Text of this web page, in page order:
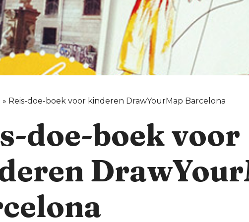
» Reis-doe-boek voor kinderen DrawYourMap Barcelona
doe-boek voor